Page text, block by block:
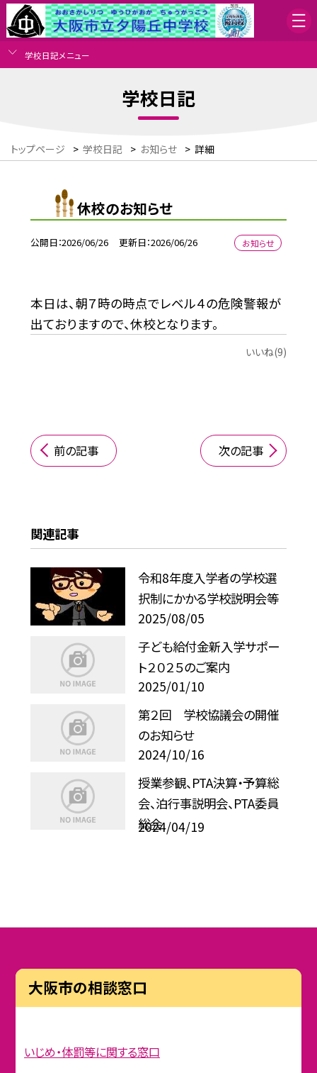
学校日記メニュー
学校日記
トップページ > 学校日記 > お知らせ > 詳細
休校のお知らせ
公開日 2026/06/26 更新日 2026/06/26 お知らせ
本日は、朝７時の時点でレベル４の危険警報が
出ておりますので、休校となります。
いいね(9)
前の記事 次の記事
関連記事
令和8年度入学者の学校選
択制にかかる学校説明会等
2025/08/05
子ども給付金新入学サポー
ト２０２５のご案内
2025/01/10
第２回 学校協議会の開催
のお知らせ
2024/10/16
授業参観、PTA決算・予算総
会、泊行事説明会、PTA委員
総会
2024/04/19
大阪市の相談窓口
いじめ・体罰等に関する窓口